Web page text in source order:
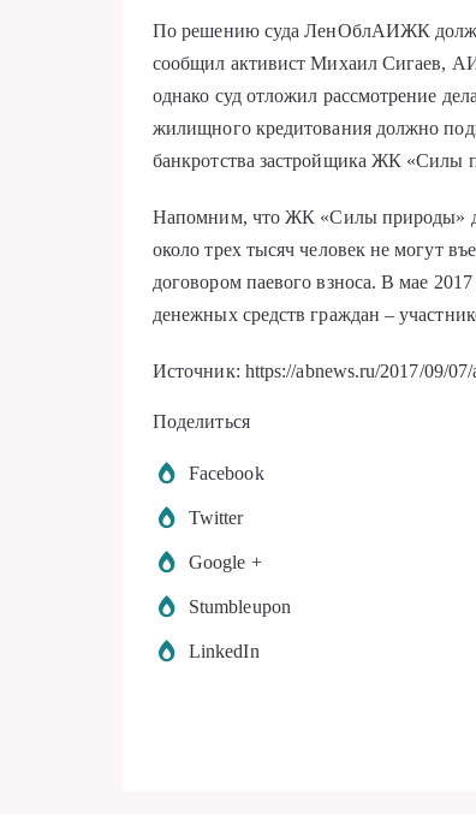
По решению суда ЛенОблАИЖК
сообщил активист Михаил Сигаев,
однако суд отложил рассмотрение
жилищного кредитования должно
банкротства застройщика ЖК «Силы
Напомним, что ЖК «Силы природы»
около трех тысяч человек не могут
договором паевого взноса. В мае
денежных средств граждан –
Источник: https://abnews.ru/2017/09/
Поделиться
Facebook
Twitter
Google +
Stumbleupon
LinkedIn